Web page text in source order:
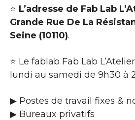
⭐ L’adresse de Fab Lab
Grande Rue De La
Seine (10110).
⭐ Le fablab Fab Lab
lundi au samedi de 9h30 à
▶ Postes de travail fixes &
▶ Bureaux privatifs